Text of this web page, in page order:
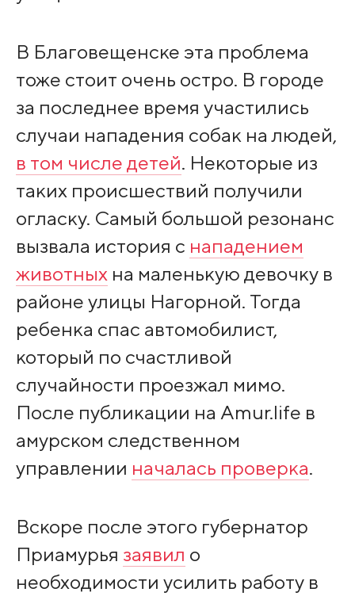
В Благовещенске эта проблема
тоже стоит очень остро. В городе
за последнее время участились
случаи нападения собак на людей,
в том числе детей. Некоторые из
таких происшествий получили
огласку. Самый большой резонанс
вызвала история с нападением
животных на маленькую девочку в
районе улицы Нагорной. Тогда
ребенка спас автомобилист,
который по счастливой
случайности проезжал мимо.
После публикации на Amur.life в
амурском следственном
управлении началась проверка.
Вскоре после этого губернатор
Приамурья заявил о
необходимости усилить работу в